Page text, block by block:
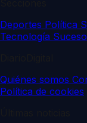
Deportes Política
Tecnología
Quiénes somos
Política de cookies